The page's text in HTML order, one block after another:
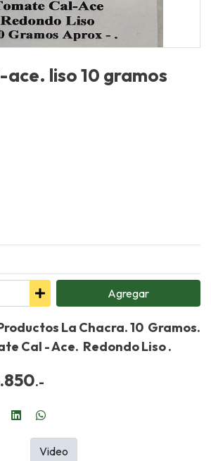
liso 10 gramos
Agregar
La Chacra. 10 Gramos.
Cal - Ace. Redondo Liso .
.850.-
Video